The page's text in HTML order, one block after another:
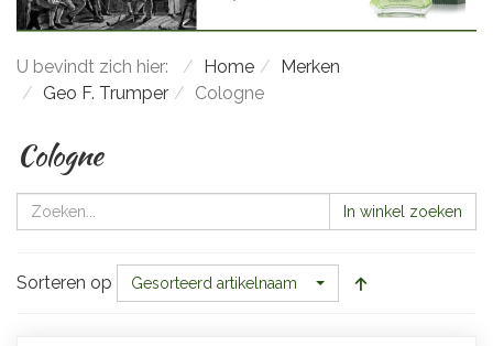
U bevindt zich hier: Home
Merken
Geo F. Trumper
Cologne
Cologne
In winkel zoeken
Sorteren op Gesorteerd artikelnaam